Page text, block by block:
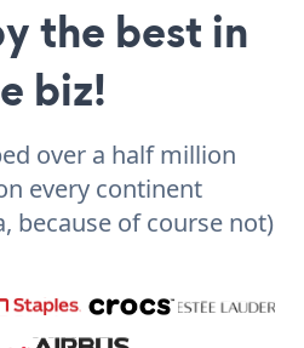
the best in
biz!
over a half million
every continent
because of course not)